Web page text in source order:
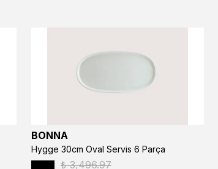
BONNA
Hygge 30cm Oval Servis 6 Parça
₺ 3,496.97